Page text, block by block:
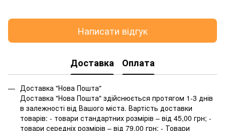
Написати відгук
Доставка Оплата
Доставка "Нова Пошта"
Доставка "Нова Пошта" здійснюється протягом 1-3 днів
в залежності від Вашого міста. Вартість доставки
товарів: - товари стандартних розмірів – від 45,00 грн; -
товари середніх розмірів – від 79,00 грн; - Товари